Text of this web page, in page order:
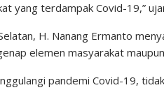
yang terdampak Covid-19,”
H. Nanang Ermanto
elemen masyarakat
pandemi Covid-19,